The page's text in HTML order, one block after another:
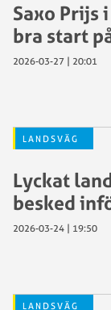
Saxo Prijs
bra start
2026-03-27 | 20:01
LANDSVÄG
Lyckat
besked
2026-03-24 | 19:50
LANDSVÄG